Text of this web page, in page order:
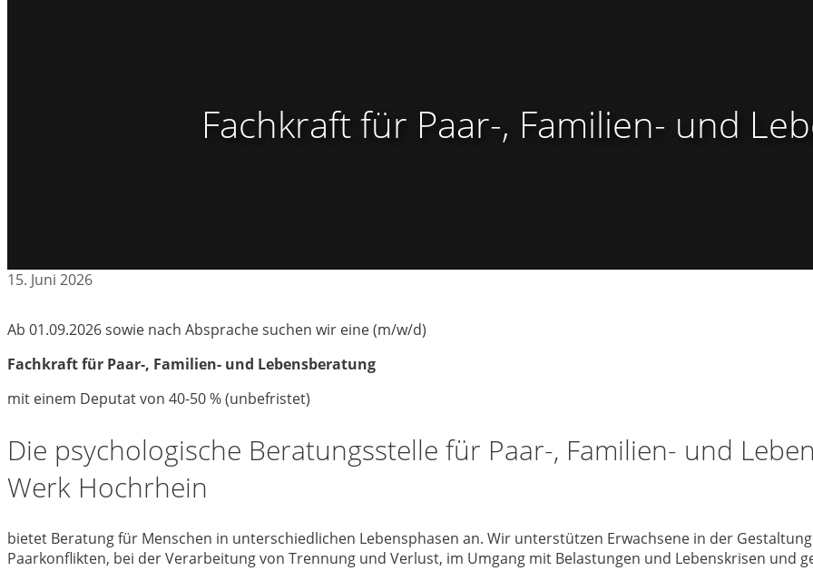
Fachkraft für Paar-, Familien- und
15. Juni 2026
Ab 01.09.2026 sowie nach Absprache suchen wir eine (m/w/d)
Fachkraft für Paar-, Familien- und Lebensberatung
mit einem Deputat von 40-50 % (unbefristet)
Die psychologische Beratungsstelle für Paar-, Familien- und
Werk Hochrhein
bietet Beratung für Menschen in unterschiedlichen Lebensphasen an. Wir unterstützen Erwachsene in der
Paarkonflikten, bei der Verarbeitung von Trennung und Verlust, im Umgang mit Belastungen und Lebenskrisen und